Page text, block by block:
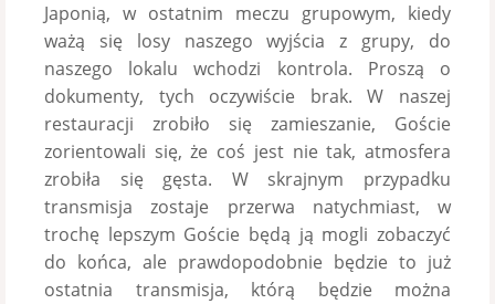
Japonią, w ostatnim meczu grupowym, kiedy
ważą się losy naszego wyjścia z grupy, do
naszego lokalu wchodzi kontrola. Proszą o
dokumenty, tych oczywiście brak. W naszej
restauracji zrobiło się zamieszanie, Goście
zorientowali się, że coś jest nie tak, atmosfera
zrobiła się gęsta. W skrajnym przypadku
transmisja zostaje przerwa natychmiast, w
trochę lepszym Goście będą ją mogli zobaczyć
do końca, ale prawdopodobnie będzie to już
ostatnia transmisja, którą będzie można